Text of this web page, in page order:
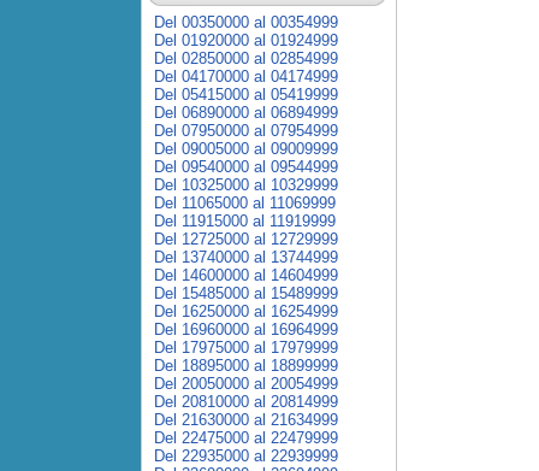
Del 00350000 al 00354999
Del 01920000 al 01924999
Del 02850000 al 02854999
Del 04170000 al 04174999
Del 05415000 al 05419999
Del 06890000 al 06894999
Del 07950000 al 07954999
Del 09005000 al 09009999
Del 09540000 al 09544999
Del 10325000 al 10329999
Del 11065000 al 11069999
Del 11915000 al 11919999
Del 12725000 al 12729999
Del 13740000 al 13744999
Del 14600000 al 14604999
Del 15485000 al 15489999
Del 16250000 al 16254999
Del 16960000 al 16964999
Del 17975000 al 17979999
Del 18895000 al 18899999
Del 20050000 al 20054999
Del 20810000 al 20814999
Del 21630000 al 21634999
Del 22475000 al 22479999
Del 22935000 al 22939999